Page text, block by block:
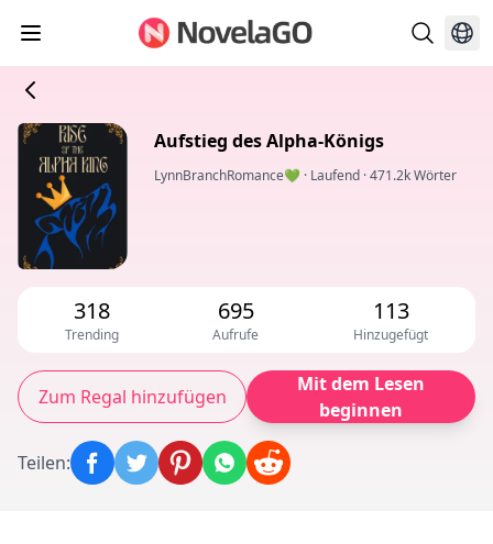
Aufstieg des Alpha-Königs
LynnBranchRomance💚 · Laufend ·471.2k Wörter
318
Trending
695
Aufrufe
113
Hinzugefügt
Zum Regal hinzufügen
Mit dem Lesen
beginnen
Teilen: